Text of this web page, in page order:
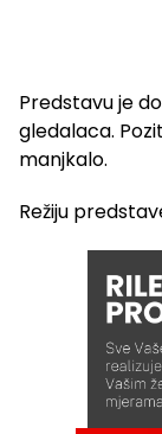
Predstavu je
gledalaca.
manjkalo.
Režiju